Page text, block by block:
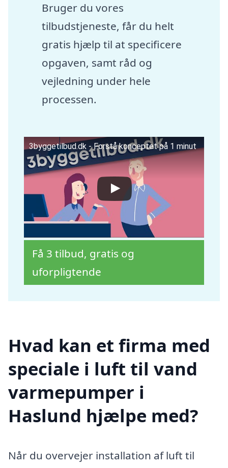
Bruger du vores
tilbudstjeneste, får du helt
gratis hjælp til at specificere
opgaven, samt råd og
vejledning under hele
processen.
3byggetilbud.dk - Forstå konceptet på 1 minut
Få 3 tilbud, gratis og
uforpligtende
Hvad kan et firma med
speciale i luft til vand
varmepumper i
Haslund hjælpe med?
Når du overvejer installation af luft til